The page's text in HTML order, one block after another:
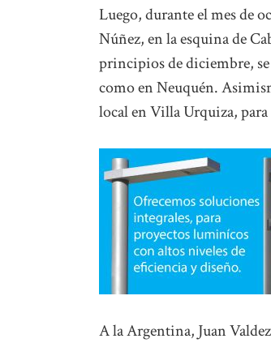
Luego, durante el mes de
Núñez, en la esquina de
principios de diciembre, se
como en Neuquén.
local en Villa Urquiza,
A la Argentina, Juan